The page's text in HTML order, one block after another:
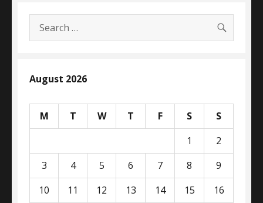
Search
for:
August 2026
M T W T F S
S
1
2
3
4 5 6 7 8
9
10
11 12 13 14 15
16